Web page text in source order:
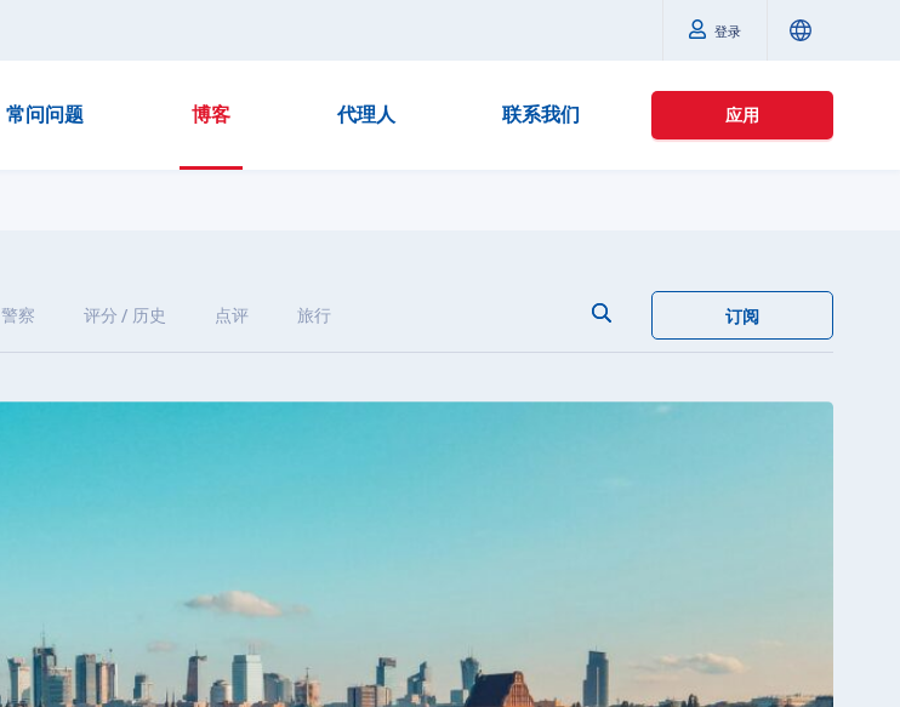
登录
常问问题 博客 代理人 联系我们 应用
警察 评分 / 历史 点评 旅行 订阅